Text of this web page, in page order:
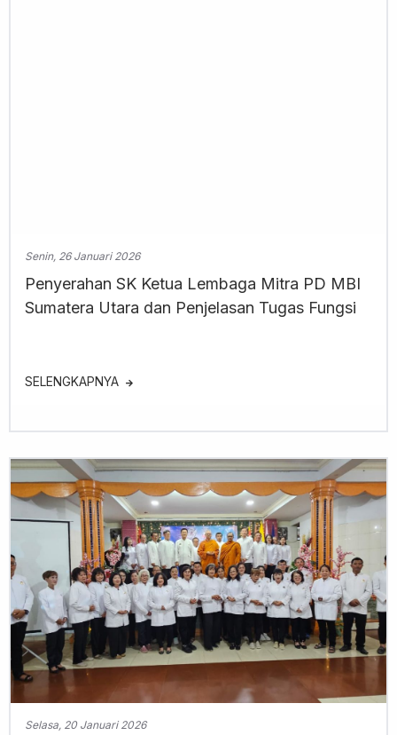
Senin, 26 Januari 2026
Penyerahan SK Ketua Lembaga Mitra PD MBI
Sumatera Utara dan Penjelasan Tugas Fungsi
SELENGKAPNYA
Selasa, 20 Januari 2026